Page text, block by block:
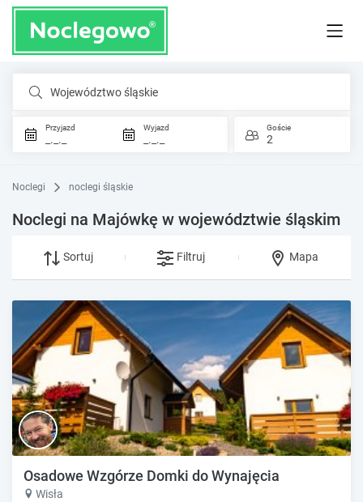
Województwo śląskie
Przyjazd
_._._
Wyjazd
_._._
Goście
2
Noclegi noclegi śląskie
Noclegi na Majówkę w województwie śląskim
Sortuj Filtruj Mapa
Osadowe Wzgórze Domki do Wynajęcia
Wisła